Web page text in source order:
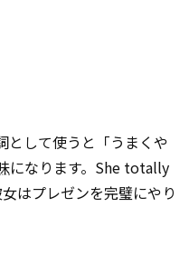
として使うと「うまくや
になります。She totally
はプレゼンを完璧にやり